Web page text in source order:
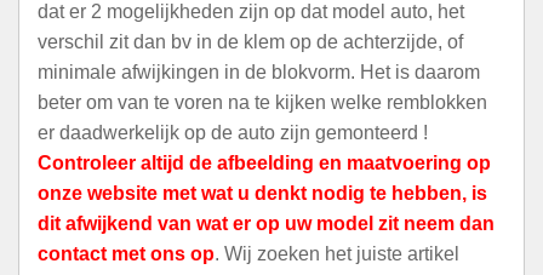
dat er 2 mogelijkheden zijn op dat model auto, het
verschil zit dan bv in de klem op de achterzijde, of
minimale afwijkingen in de blokvorm. Het is daarom
beter om van te voren na te kijken welke remblokken
er daadwerkelijk op de auto zijn gemonteerd !
Controleer altijd de afbeelding en maatvoering op
onze website met wat u denkt nodig te hebben, is
dit afwijkend van wat er op uw model zit neem dan
contact met ons op. Wij zoeken het juiste artikel